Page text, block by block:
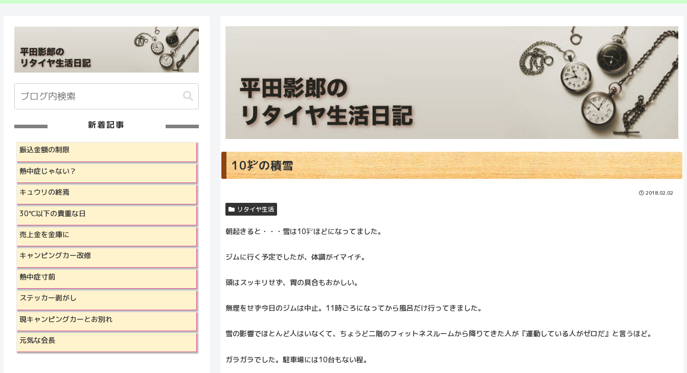
10㌢の積雪
2018.02.02
リタイヤ生活
朝起きると・・・雪は10㌢ほどになってました。
ジムに行く予定でしたが、体調がイマイチ。
頭はスッキリせず、胃の具合もおかしい。
無理をせず今日のジムは中止。11時ごろになってから風呂だけ行ってきました。
雪の影響でほとんど人はいなくて、ちょうど二階のフィットネスルームから降りてきた人が『運動している人がゼロだ』と言うほど。
ガラガラでした。駐車場には10台もない程。
新着記事
振込金額の制限
熱中症じゃない？
キュウリの終焉
30℃以下の貴重な日
売上金を金庫に
キャンピングカー改修
熱中症寸前
ステッカー剥がし
現キャンピングカーとお別れ
元気な会長